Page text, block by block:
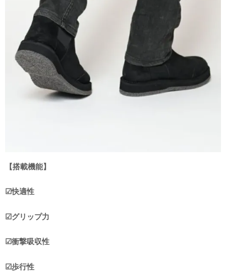
【搭載機能】
☑︎快適性
☑︎グリップ力
☑︎衝撃吸収性
☑︎歩行性